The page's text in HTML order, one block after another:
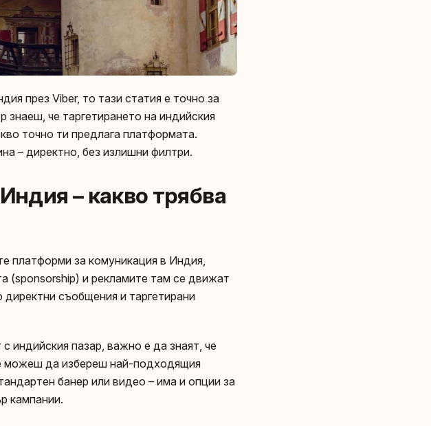
през Viber, то тази статия е точно за
че таргетирането на индийския
точно ти предлага платформата.
– директно, без излишни филтри.
– какво трябва
платформи за комуникация в Индия,
(sponsorship) и рекламите там се движат
директни съобщения и таргетирани
индийския пазар, важно е да знаят, че
можеш да избереш най-подходящия
банер или видео – има и опции за
кампании.